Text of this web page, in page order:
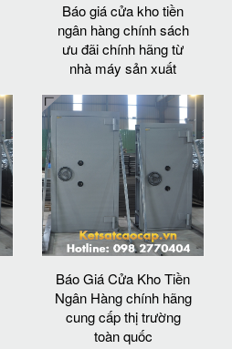
Báo giá cửa kho tiền
ngân hàng chính sách
ưu đãi chính hãng từ
nhà máy sản xuất
Báo Giá Cửa Kho Tiền
Ngân Hàng chính hãng
cung cấp thị trường
toàn quốc